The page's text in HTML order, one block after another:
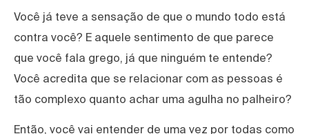
Você já teve a sensação de que o mundo todo está
contra você? E aquele sentimento de que parece
que você fala grego, já que ninguém te entende?
Você acredita que se relacionar com as pessoas é
tão complexo quanto achar uma agulha no palheiro?
Então, você vai entender de uma vez por todas como